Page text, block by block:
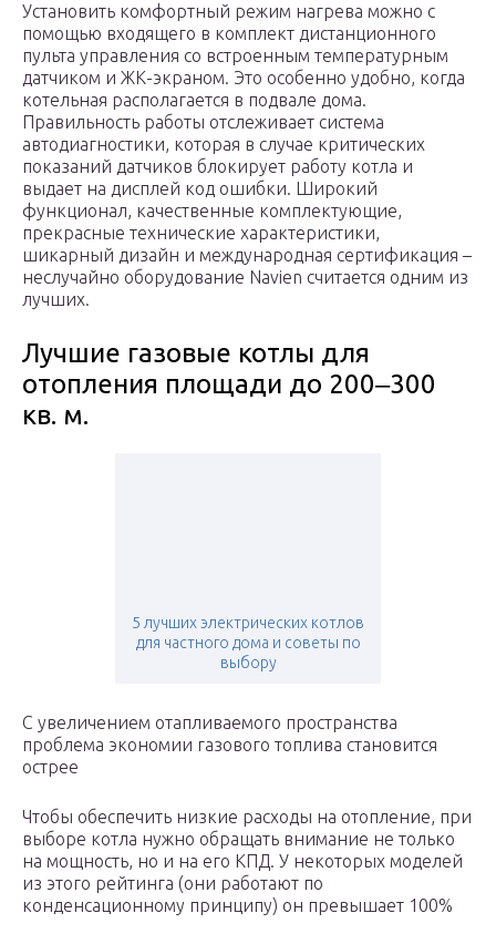
Установить комфортный режим нагрева можно с
помощью входящего в комплект дистанционного
пульта управления со встроенным температурным
датчиком и ЖК-экраном. Это особенно удобно, когда
котельная располагается в подвале дома.
Правильность работы отслеживает система
автодиагностики, которая в случае критических
показаний датчиков блокирует работу котла и
выдает на дисплей код ошибки. Широкий
функционал, качественные комплектующие,
прекрасные технические характеристики,
шикарный дизайн и международная сертификация –
неслучайно оборудование Navien считается одним из
лучших.
Лучшие газовые котлы для
отопления площади до 200‒300
кв. м.
5 лучших электрических котлов
для частного дома и советы по
выбору
С увеличением отапливаемого пространства
проблема экономии газового топлива становится
острее
Чтобы обеспечить низкие расходы на отопление, при
выборе котла нужно обращать внимание не только
на мощность, но и на его КПД. У некоторых моделей
из этого рейтинга (они работают по
конденсационному принципу) он превышает 100%